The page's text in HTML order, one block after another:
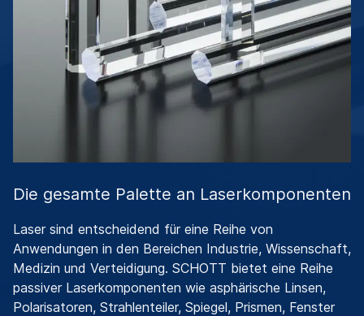
Die gesamte Palette an Laserkomponenten
Laser sind entscheidend für eine Reihe von
Anwendungen in den Bereichen Industrie, Wissenschaft,
Medizin und Verteidigung. SCHOTT bietet eine Reihe
passiver Laserkomponenten wie asphärische Linsen,
Polarisatoren, Strahlenteiler, Spiegel, Prismen, Fenster